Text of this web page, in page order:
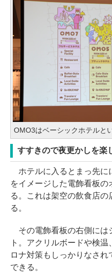
OMO3はベーシックホテルと
すすきので夜更かしを楽
ホテルに入るとまっ先に
をイメージした電飾看板の
る。これは架空の飲食店
る。
その電飾看板の右側には
ト。アクリルボードや検
ロナ対策もしっかりなさ
できる。